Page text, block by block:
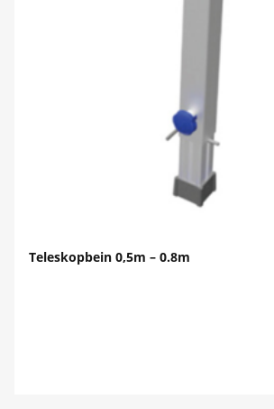
Teleskopbein 0,5m – 0.8m